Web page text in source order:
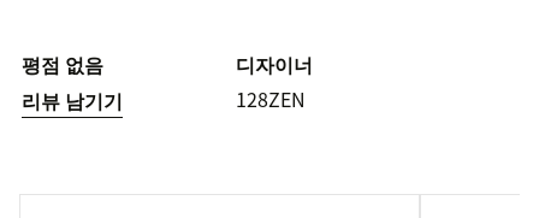
평점 없음
리뷰 남기기
디자이너
128ZEN